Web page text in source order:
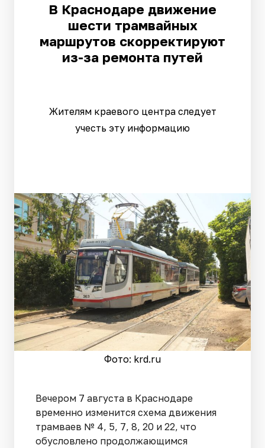
В Краснодаре движение
шести трамвайных
маршрутов скорректируют
из-за ремонта путей
Жителям краевого центра следует
учесть эту информацию
Фото: krd.ru
Вечером 7 августа в Краснодаре
временно изменится схема движения
трамваев № 4, 5, 7, 8, 20 и 22, что
обусловлено продолжающимся